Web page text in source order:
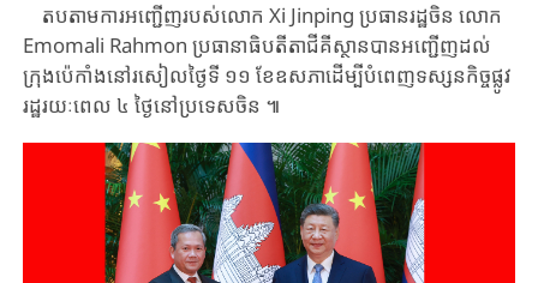
តបតាម​ការ​អញ្ជើញ​របស់​លោក ​Xi ​Jinping ​ប្រធានរដ្ឋចិន ​លោក ​
Emomali ​Rahmon ​ប្រធានាធិបតី​តាជីគីស្ថាន​បាន​អញ្ជើញដល់
ក្រុងប៉េកាំង​នៅ​រសៀលថ្ងៃទី ​១១ ​ខែឧសភា​ដើម្បី​បំពេញទស្សនកិច្ចផ្លូវ​
រដ្ឋរយៈពេល ​៤ ​ថ្ងៃ​នៅប្រទេសចិន ​៕​